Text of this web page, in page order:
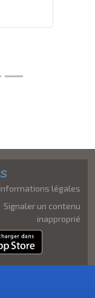
Informations légales
Signaler un contenu
inapproprié